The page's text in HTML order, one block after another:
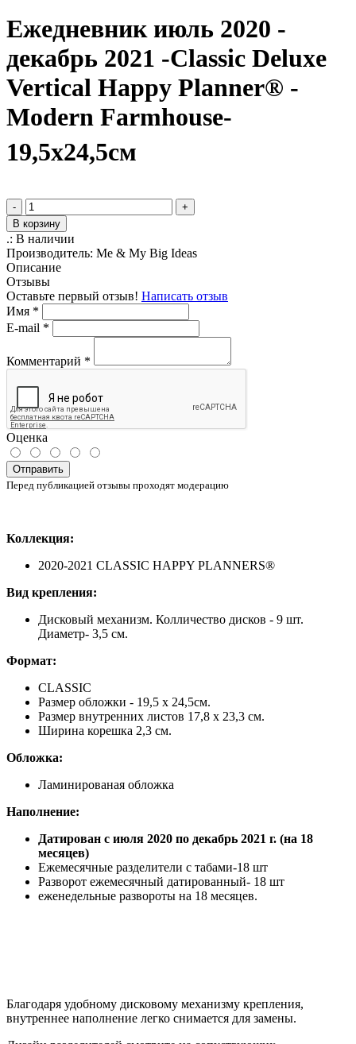
Ежедневник июль 2020 -
декабрь 2021 -Classic Deluxe
Vertical Happy Planner® -
Modern Farmhouse-
19,5х24,5см
-
+
В корзину
.: В наличии
Производитель: Me & My Big Ideas
Описание
Отзывы
Оставьте первый отзыв! Написать отзыв
Имя *
E-mail *
Комментарий *
Оценка
Отправить
Перед публикацией отзывы проходят модерацию
Коллекция:
2020-2021 CLASSIC HAPPY PLANNERS®
Вид крепления:
Дисковый механизм. Колличество дисков - 9 шт.
Диаметр- 3,5 см.
Формат:
CLASSIC
Размер обложки - 19,5 х 24,5см.
Размер внутренних листов 17,8 х 23,3 см.
Ширина корешка 2,3 см.
Обложка:
Ламинированая обложка
Наполнение:
Датирован с июля 2020 по декабрь 2021 г. (на 18
месяцев)
Ежемесячные разделители с табами-18 шт
Разворот ежемесячный датированный- 18 шт
еженедельные развороты на 18 месяцев.
Благодаря удобному дисковому механизму крепления,
внутреннее наполнение легко снимается для замены.